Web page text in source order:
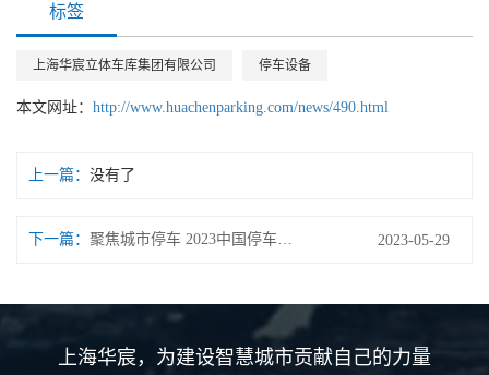
标签
上海华宸立体车库集团有限公司 停车设备
本文网址： http://www.huachenparking.com/news/490.html
上一篇： 没有了
下一篇： 2023-05-29
上海华宸 ， 为建设智慧城市贡献自己的力量